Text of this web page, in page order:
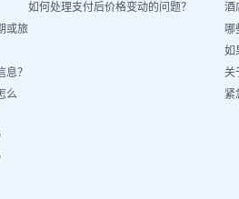
或旅
？
么
如何处理支付后价格变动的问题？
酒
哪
如
关
紧